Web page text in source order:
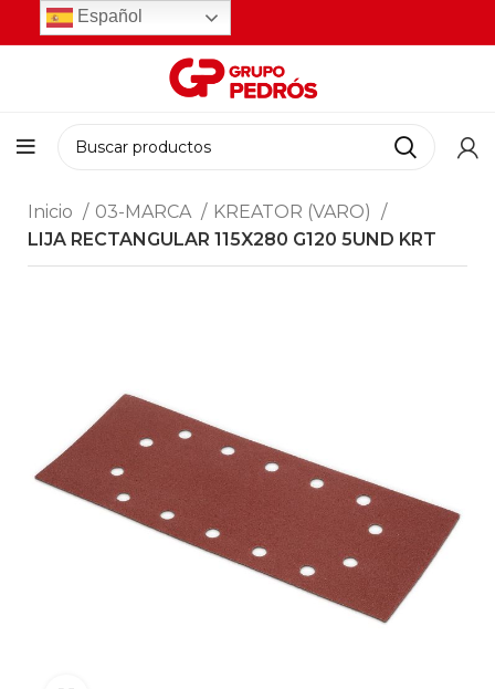
Inicio 03-MARCA
KREATOR (VARO)
LIJA RECTANGULAR 115X280 G120 5UND KRT
Español